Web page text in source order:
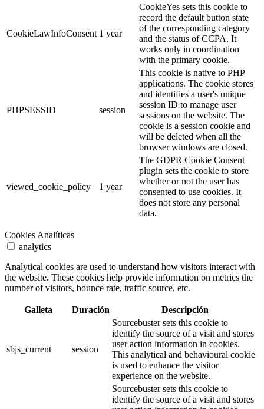
CookieLawInfoConsent 1 year
CookieYes sets this cookie to
record the default button state
of the corresponding category
and the status of CCPA. It
works only in coordination
with the primary cookie.
PHPSESSID session
This cookie is native to PHP
applications. The cookie stores
and identifies a user's unique
session ID to manage user
sessions on the website. The
cookie is a session cookie and
will be deleted when all the
browser windows are closed.
viewed_cookie_policy 1 year
The GDPR Cookie Consent
plugin sets the cookie to store
whether or not the user has
consented to use cookies. It
does not store any personal
data.
Cookies Analíticas
analytics
Analytical cookies are used to understand how visitors interact with
the website. These cookies help provide information on metrics the
number of visitors, bounce rate, traffic source, etc.
Galleta Duración Descripción
sbjs_current session
Sourcebuster sets this cookie to
identify the source of a visit and stores
user action information in cookies.
This analytical and behavioural cookie
is used to enhance the visitor
experience on the website.
Sourcebuster sets this cookie to
identify the source of a visit and stores